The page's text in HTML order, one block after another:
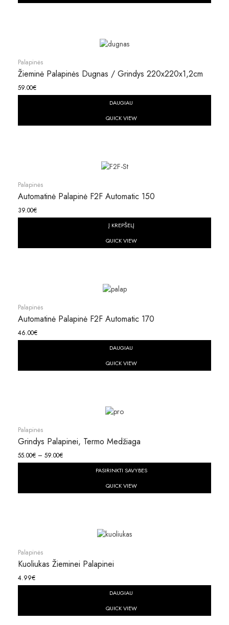
Palapinės
Žieminė Palapinės Dugnas / Grindys 220x220x1,2cm
59.00€
DAUGIAU
QUICK VIEW
Palapinės
Automatinė Palapinė F2F Automatic 150
39.00€
Į KREPŠELĮ
QUICK VIEW
Palapinės
Automatinė Palapinė F2F Automatic 170
46.00€
DAUGIAU
QUICK VIEW
Palapinės
Grindys Palapinei, Termo Medžiaga
55.00€ – 59.00€
PASIRINKTI SAVYBES
QUICK VIEW
Palapinės
Kuoliukas Žieminei Palapinei
4.99€
DAUGIAU
QUICK VIEW